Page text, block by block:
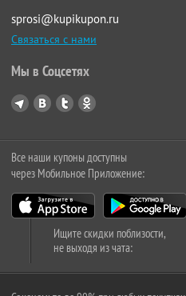
sprosi@kupikupon.ru
Связаться с нами
Мы в Соцсетях
Все наши купоны доступны
через Мобильное Приложение:
Ищите скидки поблизости,
не выходя из чата: